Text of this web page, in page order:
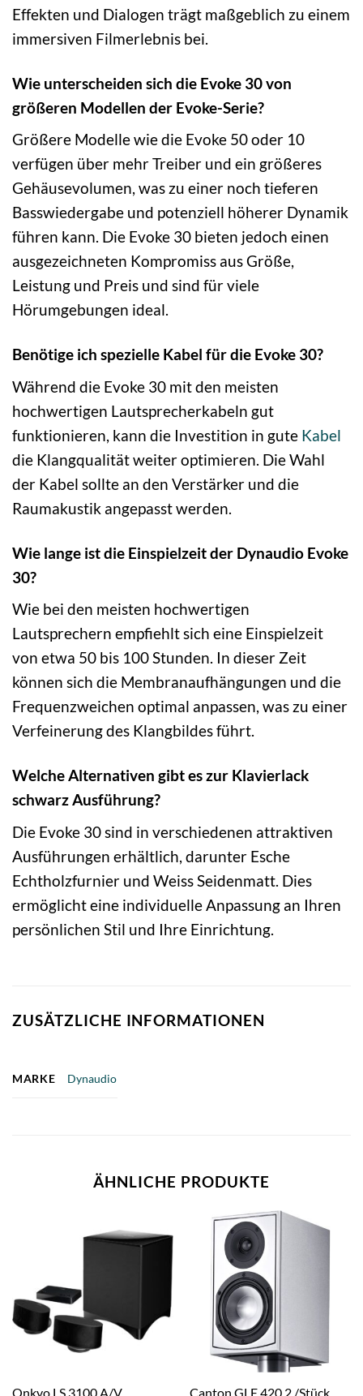
Effekten und Dialogen trägt maßgeblich zu einem
immersiven Filmerlebnis bei.
Wie unterscheiden sich die Evoke 30 von
größeren Modellen der Evoke-Serie?
Größere Modelle wie die Evoke 50 oder 10
verfügen über mehr Treiber und ein größeres
Gehäusevolumen, was zu einer noch tieferen
Basswiedergabe und potenziell höherer Dynamik
führen kann. Die Evoke 30 bieten jedoch einen
ausgezeichneten Kompromiss aus Größe,
Leistung und Preis und sind für viele
Hörumgebungen ideal.
Benötige ich spezielle Kabel für die Evoke 30?
Während die Evoke 30 mit den meisten
hochwertigen Lautsprecherkabeln gut
funktionieren, kann die Investition in gute Kabel
die Klangqualität weiter optimieren. Die Wahl
der Kabel sollte an den Verstärker und die
Raumakustik angepasst werden.
Wie lange ist die Einspielzeit der Dynaudio Evoke
30?
Wie bei den meisten hochwertigen
Lautsprechern empfiehlt sich eine Einspielzeit
von etwa 50 bis 100 Stunden. In dieser Zeit
können sich die Membranaufhängungen und die
Frequenzweichen optimal anpassen, was zu einer
Verfeinerung des Klangbildes führt.
Welche Alternativen gibt es zur Klavierlack
schwarz Ausführung?
Die Evoke 30 sind in verschiedenen attraktiven
Ausführungen erhältlich, darunter Esche
Echtholzfurnier und Weiss Seidenmatt. Dies
ermöglicht eine individuelle Anpassung an Ihren
persönlichen Stil und Ihre Einrichtung.
ZUSÄTZLICHE INFORMATIONEN
MARKE Dynaudio
ÄHNLICHE PRODUKTE
Onkyo LS 3100 A/V Canton GLE 420.2 /Stück